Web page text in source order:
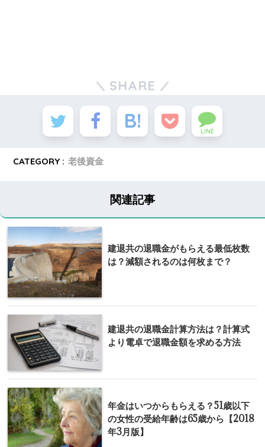
SHARE
LINE
CATEGORY : 老後資金
関連記事
建退共の退職金がもらえる最低枚数
は？減額されるのは何枚まで？
建退共の退職金計算方法は？計算式
より電卓で退職金額を求める方法
年金はいつからもらえる？51歳以下
の女性の受給年齢は65歳から【2018
年3月版】